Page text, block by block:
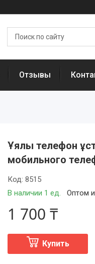
Отзывы
Ұялы телефон
мобильного
В наличии 1 ед. Оптом
Код:8515
1 700 ₸
Купить